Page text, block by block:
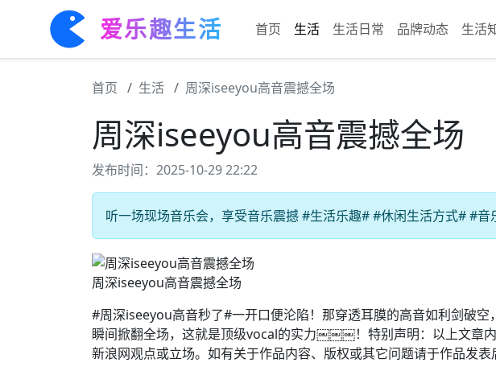
爱乐趣生活 首页 生活 生活日常 品牌动态 生活
首页 生活 周深iseeyou高音震撼全场
周深iseeyou高音震撼全场
发布时间：2025-10-29 22:22
听一场现场音乐会，享受音乐震撼 #生活乐趣# #休闲生活方式# #音
周深iseeyou高音震撼全场
#周深iseeyou高音秒了#一开口便沦陷！那穿透耳膜的高音如利剑破空
瞬间掀翻全场，这就是顶级vocal的实力￼￼￼！特别声明：以上文章
新浪网观点或立场。如有关于作品内容、版权或其它问题请于作品发表